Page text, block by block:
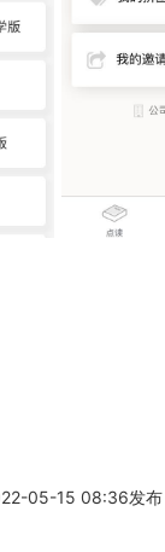
05-15 08:36发布